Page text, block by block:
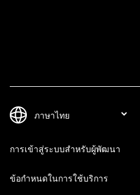
การเข้าสู่ระบบสำหรับผู้พัฒนา
ข้อกำหนดในการใช้บริการ